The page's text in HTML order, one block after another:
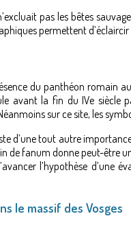
pas les bêtes
permettent
du panthéon romain
avant la fin du IVe siècle
sur ce site, les
d’une tout autre
de fanum donne peut-être
l’hypothèse d’une
le massif des Vosges